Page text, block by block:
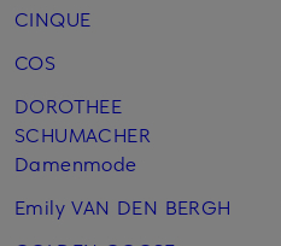
CINQUE
COS
DOROTHEE
SCHUMACHER
Damenmode
Emily VAN DEN BERGH